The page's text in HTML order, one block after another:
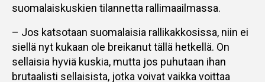
suomalaiskuskien tilannetta rallimaailmassa.
– Jos katsotaan suomalaisia rallikakkosissa, niin ei
siellä nyt kukaan ole breikanut tällä hetkellä. On
sellaisia hyviä kuskia, mutta jos puhutaan ihan
brutaalisti sellaisista, jotka voivat vaikka voittaa